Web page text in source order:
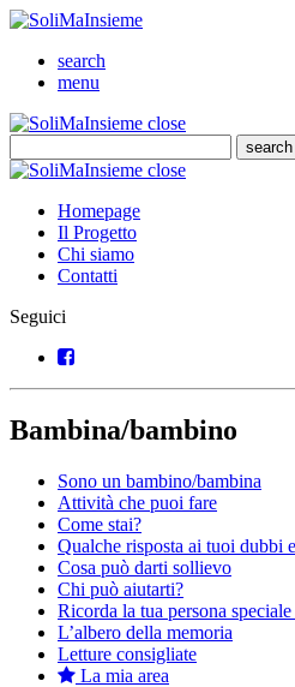
SoliMaInsieme
search
menu
SoliMaInsieme
closeClose
search
SoliMaInsieme
closeClose
Homepage
Il Progetto
Chi siamo
Contatti
Seguici
Facebook
Bambina/bambino
Sono un bambino/bambina
Attività che puoi fare
Come stai?
Qualche risposta ai tuoi dubbi
Cosa può darti sollievo
Chi può aiutarti?
Ricorda la tua persona
L’albero della memoria
Letture consigliate
La mia area